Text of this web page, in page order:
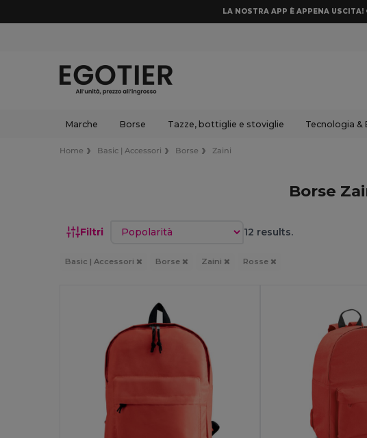
LA NOSTRA APP È APPENA
Marche Borse Tazze, bottiglie e stoviglie Tecnologia &
Home Basic | Accessori Borse Zaini
Borse
Filtri Ordina per 12 results.
Basic | Accessori Borse Zaini Rosse